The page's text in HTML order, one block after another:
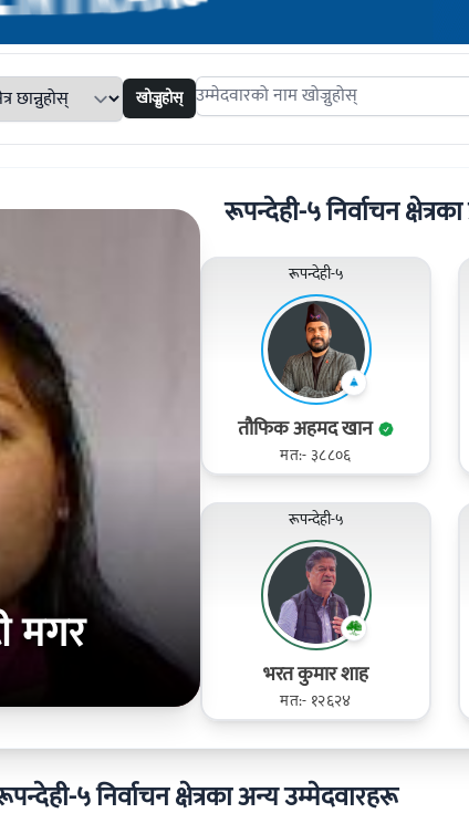
खोज्नुहोस् Search candidates
मगर
रूपन्देही-५ निर्वाचन
रूपन्देही-५
तौफिक अहमद खान
मत:- ३८८०६
रूपन्देही-५
भरत कुमार शाह
मत:- १२६२४
५ निर्वाचन क्षेत्रका अन्य उम्मेदवारहरू